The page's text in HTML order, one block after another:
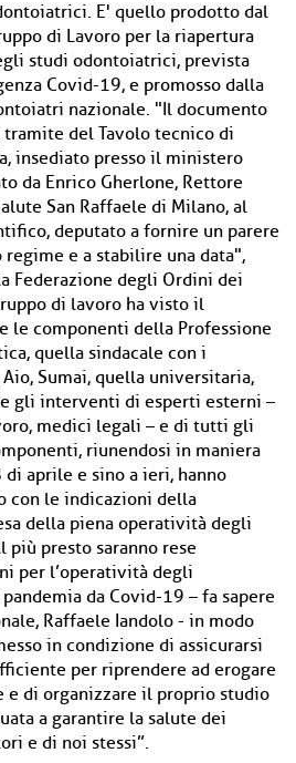
E' quello prodotto dal
di Lavoro per la riapertura
studi odontoiatrici, prevista
Covid-19, e promosso dalla
nazionale. "Il documento
del Tavolo tecnico di
insediato presso il ministero
da Enrico Gherlone, Rettore
San Raffaele di Milano, al
deputato a fornire un parere
e a stabilire una data",
Federazione degli Ordini dei
di lavoro ha visto il
componenti della Professione
quella sindacale con i
Sumai, quella universitaria,
gli interventi di esperti esterni –
medici legali – e di tutti gli
riunendosi in maniera
aprile e sino a ieri, hanno
con le indicazioni della
della piena operatività degli
presto saranno rese
per l’operatività degli
da Covid-19 – fa sapere
Raffaele Iandolo - in modo
in condizione di assicurarsi
per riprendere ad erogare
e di organizzare il proprio studio
a garantire la salute dei
e di noi stessi”.